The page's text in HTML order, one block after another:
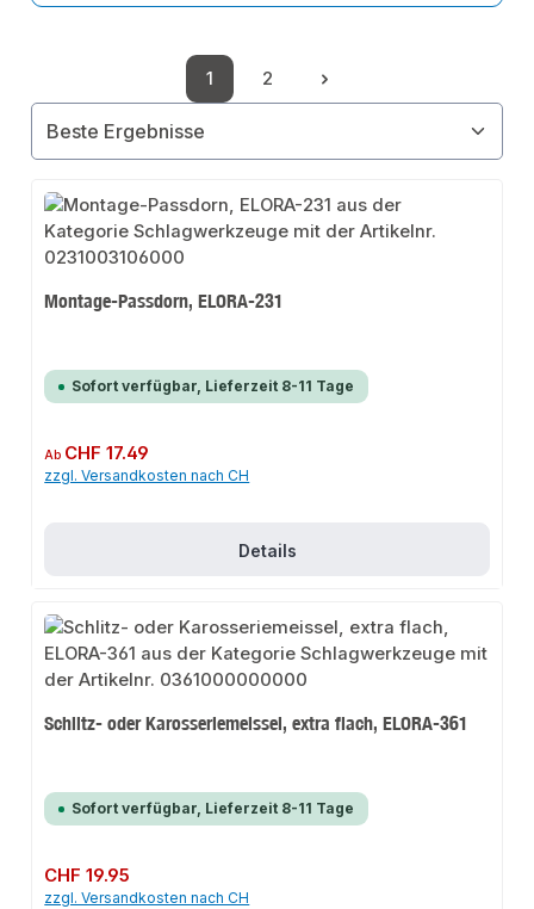
Seite
1
Seite
2
Montage-Passdorn, ELORA-231
Sofort verfügbar, Lieferzeit 8-11 Tage
Regulärer Preis:
Ab CHF 17.49
zzgl. Versandkosten nach CH
Details
Schlitz- oder Karosseriemeissel, extra flach, ELORA-361
Sofort verfügbar, Lieferzeit 8-11 Tage
Regulärer Preis:
CHF 19.95
zzgl. Versandkosten nach CH